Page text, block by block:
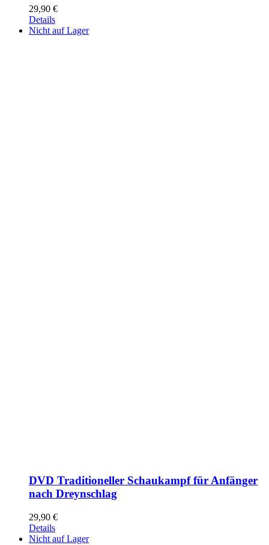
29,90 €
Details
Nicht auf Lager
DVD Traditioneller Schaukampf für Anfänger
nach Dreynschlag
29,90 €
Details
Nicht auf Lager